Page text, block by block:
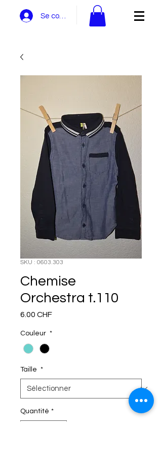
Se connecter
SKU : 0603.303
Chemise
Orchestra t.110
6.00 CHFPrix
Couleur *
Taille *
Quantité *